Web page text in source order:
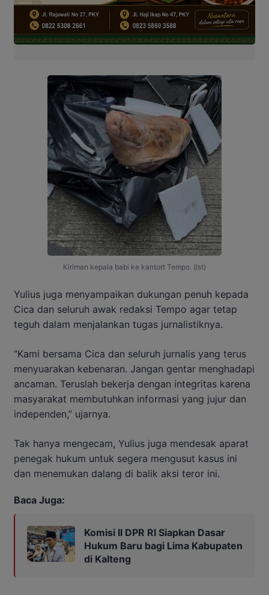
Kiriman kepala babi ke kantort Tempo. (Ist)
Yulius juga menyampaikan dukungan penuh kepada
Cica dan seluruh awak redaksi Tempo agar tetap
teguh dalam menjalankan tugas jurnalistiknya.
“Kami bersama Cica dan seluruh jurnalis yang terus
menyuarakan kebenaran. Jangan gentar menghadapi
ancaman. Teruslah bekerja dengan integritas karena
masyarakat membutuhkan informasi yang jujur dan
independen,” ujarnya.
Tak hanya mengecam, Yulius juga mendesak aparat
penegak hukum untuk segera mengusut kasus ini
dan menemukan dalang di balik aksi teror ini.
Baca Juga:
Komisi II DPR RI Siapkan Dasar
Hukum Baru bagi Lima Kabupaten
di Kalteng